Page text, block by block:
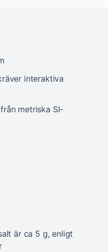
interaktiva
metriska SI-
är ca 5 g, enligt